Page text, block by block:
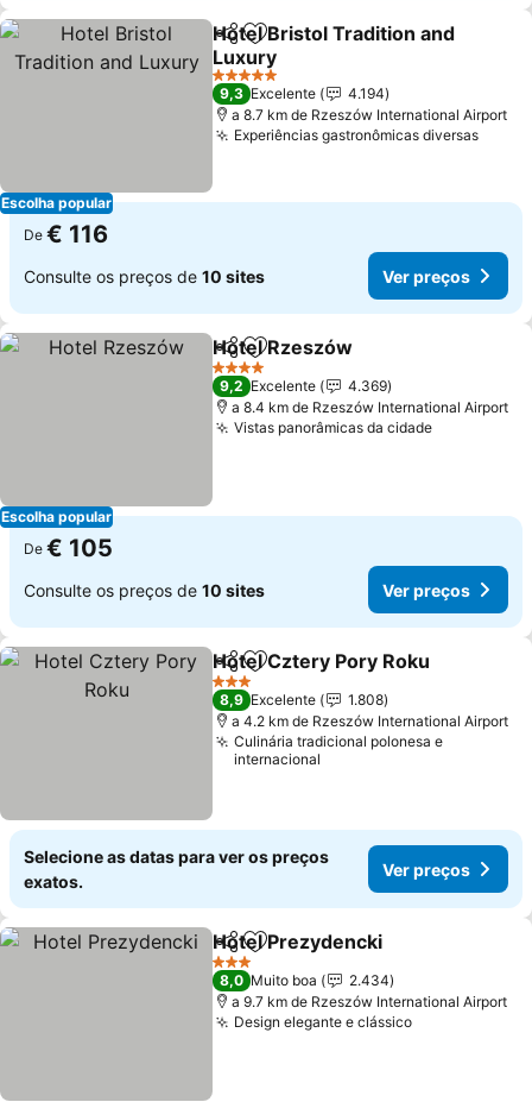
Escolha popular
PartilharAdicionar aos favoritos
Hotel Bristol Tradition and
Luxury
5 Estrelas
9,3 Excelente
4.194
a 8.7 km de Rzeszów International Airport
Experiências gastronômicas diversas
De € 116
Consulte os preços de 10 sites Ver preços
Escolha popular
PartilharAdicionar aos favoritos
Hotel Rzeszów
4 Estrelas
9,2 Excelente
4.369
a 8.4 km de Rzeszów International Airport
Vistas panorâmicas da cidade
De € 105
Consulte os preços de 10 sites Ver preços
PartilharAdicionar aos favoritos
Hotel Cztery Pory Roku
3 Estrelas
8,9 Excelente
1.808
a 4.2 km de Rzeszów International Airport
Culinária tradicional polonesa e
internacional
Selecione as datas para ver os preços
exatos.
Ver preços
PartilharAdicionar aos favoritos
Hotel Prezydencki
3 Estrelas
8,0 Muito boa
2.434
a 9.7 km de Rzeszów International Airport
Design elegante e clássico